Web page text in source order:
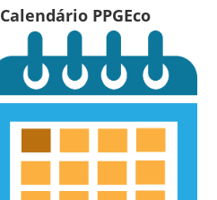
Calendário PPGEco